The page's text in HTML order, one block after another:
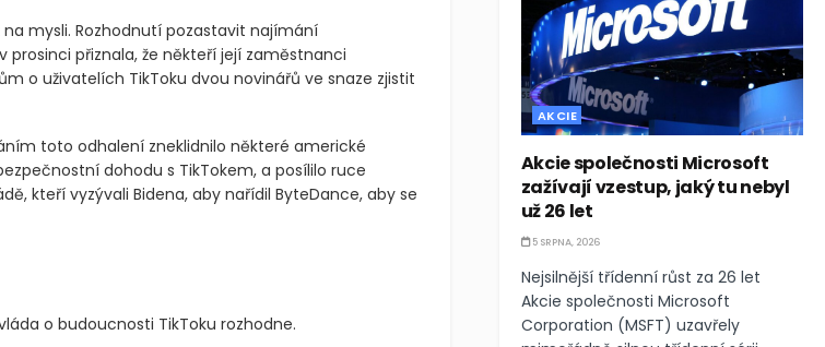
na mysli. Rozhodnutí pozastavit najímání
prosinci přiznala, že někteří její zaměstnanci
o uživatelích TikToku dvou novinářů ve snaze zjistit
toto odhalení zneklidnilo některé americké
dohodu s TikTokem, a posílilo ruce
kteří vyzývali Bidena, aby nařídil ByteDance, aby se
o budoucnosti TikToku rozhodne.
AKCIE
Akcie společnosti Microsoft
zažívají vzestup, jaký tu nebyl
už 26 let
5 SRPNA, 2026
Nejsilnější třídenní růst za 26 let
Akcie společnosti Microsoft
Corporation (MSFT) uzavřely